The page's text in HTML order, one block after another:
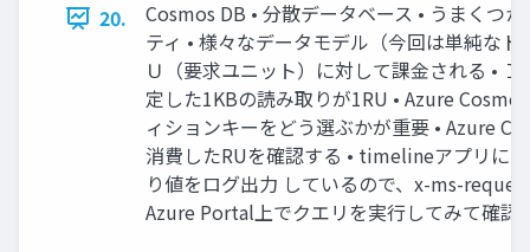
20.
Cosmos DB • 分散データベース • うまくつ
ティ • 様々なデータモデル（今回は単純な
Ｕ（要求ユニット）に対して課金される •
定した1KBの読み取りが1RU • Azure
ィションキーをどう選ぶかが重要 • Azure
消費したRUを確認する • timelineアプリに
り値をログ出力 しているので、x-ms-
Azure Portal上でクエリを実行してみて確認